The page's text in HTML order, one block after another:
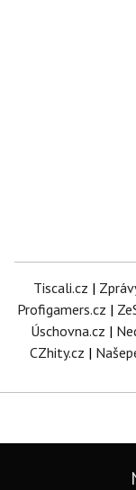
Tiscali.cz |
Profigamers.cz |
Úschovna.cz |
CZhity.cz |